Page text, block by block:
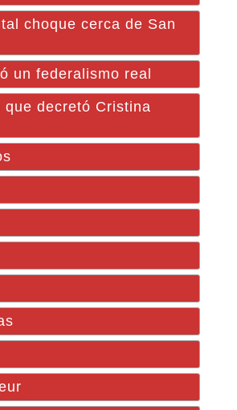
choque cerca de San
un federalismo real
decretó Cristina